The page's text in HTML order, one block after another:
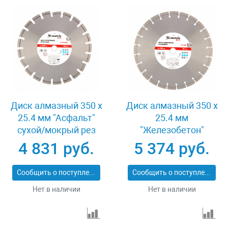
Диск алмазный 350 х
25.4 мм "Асфальт"
сухой/мокрый рез
Pro Matrix 731073
4 831 руб.
Сообщить о поступлении
Нет в наличии
Диск алмазный 350 х
25.4 мм
"Железобетон"
сухой/мокрый рез
Pro Matrix 731103
5 374 руб.
Сообщить о поступлении
Нет в наличии